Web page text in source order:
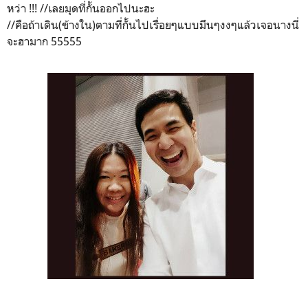
หว่า !!! //เลยมุดที่กั้นออกไปนะฮะ
//คือถ้าเดิน(ข้างใน)ตามที่กั้นไปเรื่อยๆแบบมึนๆงงๆแล้วเจอนางนี่
จะฮามาก 55555